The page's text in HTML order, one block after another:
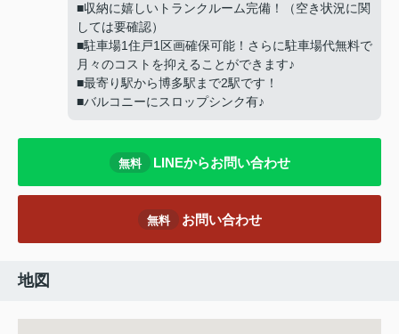
■収納に嬉しいトランクルーム完備！（空き状況に関
しては要確認）
■駐車場1住戸1区画確保可能！さらに駐車場代無料で
月々のコストを抑えることができます♪
■最寄り駅から博多駅まで2駅です！
■バルコニーにスロップシンク有♪
無料 LINEからお問い合わせ
無料 お問い合わせ
地図